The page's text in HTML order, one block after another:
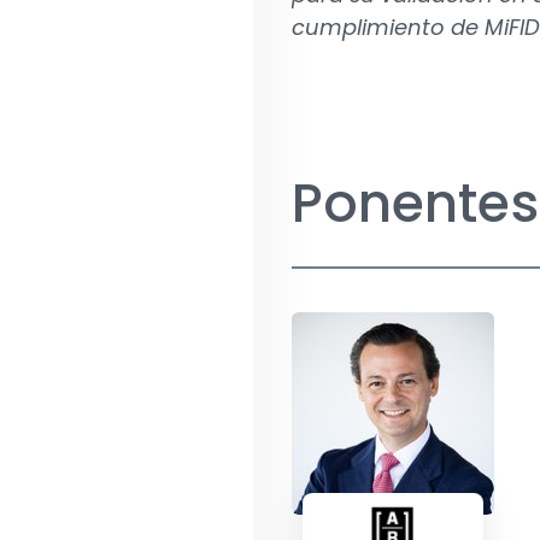
cumplimiento de MiFID
Ponentes